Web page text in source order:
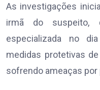
As investigações
irmã do suspeito,
especializada no
medidas protetivas
sofrendo ameaças por